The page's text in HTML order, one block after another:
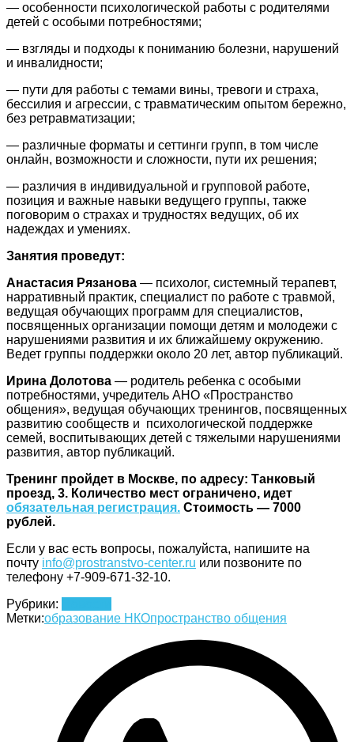
— особенности психологической работы с родителями
детей с особыми потребностями;
— взгляды и подходы к пониманию болезни, нарушений
и инвалидности;
— пути для работы с темами вины, тревоги и страха,
бессилия и агрессии, с травматическим опытом бережно,
без ретравматизации;
— различные форматы и сеттинги групп, в том числе
онлайн, возможности и сложности, пути их решения;
— различия в индивидуальной и групповой работе,
позиция и важные навыки ведущего группы, также
поговорим о страхах и трудностях ведущих, об их
надеждах и умениях.
Занятия проведут:
Анастасия Рязанова — психолог, системный терапевт,
нарративный практик, специалист по работе с травмой,
ведущая обучающих программ для специалистов,
посвященных организации помощи детям и молодежи с
нарушениями развития и их ближайшему окружению.
Ведет группы поддержки около 20 лет, автор публикаций.
Ирина Долотова — родитель ребенка с особыми
потребностями, учредитель АНО «Пространство
общения», ведущая обучающих тренингов, посвященных
развитию сообществ и психологической поддержке
семей, воспитывающих детей с тяжелыми нарушениями
развития, автор публикаций.
Тренинг пройдет в Москве, по адресу: Танковый
проезд, 3. Количество мест ограничено, идет
обязательная регистрация. Стоимость — 7000
рублей.
Если у вас есть вопросы, пожалуйста, напишите на
почту info@prostranstvo-center.ru или позвоните по
телефону +7-909-671-32-10.
Рубрики:
Метки:образование НКОпространство общения